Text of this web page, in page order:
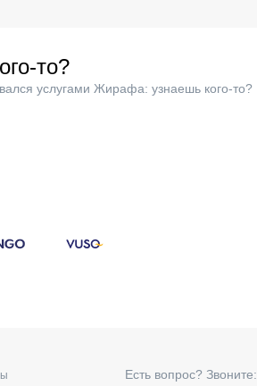
то?
услугами Жирафа: узнаешь кого-то?
Есть вопрос? Звоните: